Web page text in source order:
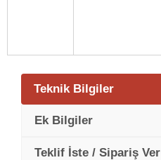
Teknik Bilgiler
Ek Bilgiler
Teklif İste / Sipariş Ver